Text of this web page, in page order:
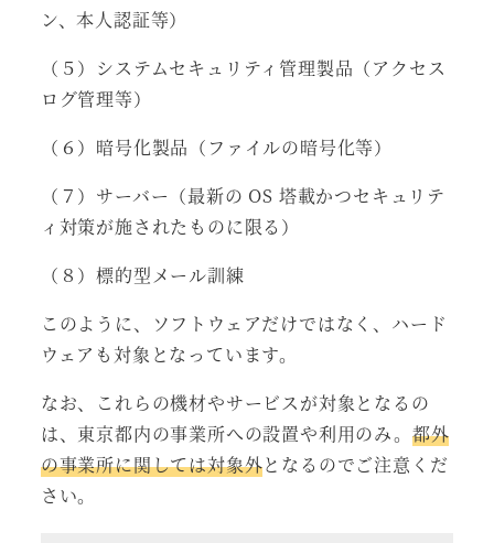
ン、本人認証等）
（５）システムセキュリティ管理製品（アクセス
ログ管理等）
（６）暗号化製品（ファイルの暗号化等）
（７）サーバー（最新の OS 塔載かつセキュリテ
ィ対策が施されたものに限る）
（８）標的型メール訓練
このように、ソフトウェアだけではなく、ハード
ウェアも対象となっています。
なお、これらの機材やサービスが対象となるの
は、東京都内の事業所への設置や利用のみ。 都外
の事業所に関しては対象外となるのでご注意くだ
さい。